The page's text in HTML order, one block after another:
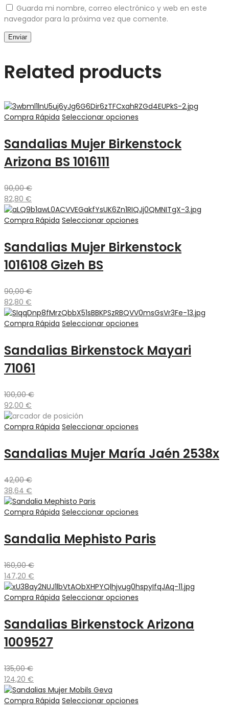
Guarda mi nombre, correo electrónico y web en este
navegador para la próxima vez que comente.
Related products
Compra Rápida Seleccionar opciones
Sandalias Mujer Birkenstock
Arizona BS 1016111
90,00€
82,80 €
Compra Rápida Seleccionar opciones
Sandalias Mujer Birkenstock
1016108 Gizeh BS
90,00€
82,80 €
Compra Rápida Seleccionar opciones
Sandalias Birkenstock Mayari
71061
100,00€
92,00 €
Compra Rápida Seleccionar opciones
Sandalias Mujer María Jaén 2538x
42,00€
38,64 €
Compra Rápida Seleccionar opciones
Sandalia Mephisto Paris
160,00€
147,20 €
Compra Rápida Seleccionar opciones
Sandalias Birkenstock Arizona
1009527
135,00€
124,20 €
Compra Rápida Seleccionar opciones